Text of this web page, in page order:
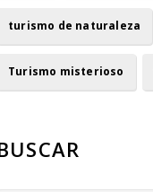
turismo de naturaleza
Turismo misterioso